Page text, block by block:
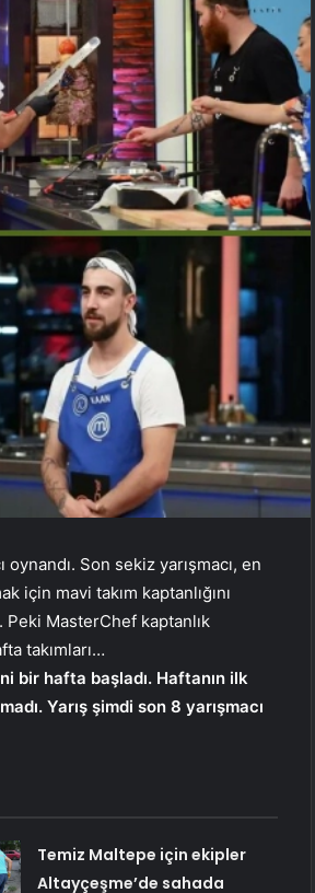
Son sekiz yarışmacı, en
için mavi takım kaptanlığını
Peki MasterChef kaptanlık
takımları…
bir hafta başladı. Haftanın ilk
Yarış şimdi son 8 yarışmacı
Temiz Maltepe için ekipler
Altayçeşme’de sahada